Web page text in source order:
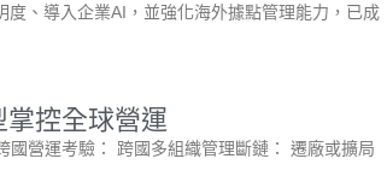
、導入企業AI，並強化海外據點管理能力，已成
掌控全球營運
營運考驗： 跨國多組織管理斷鏈： 遷廠或擴局